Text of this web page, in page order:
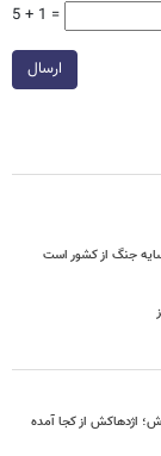
5 + 1 =
ارسال
جنگ از کشور است
اژدهاکش از کجا آمده